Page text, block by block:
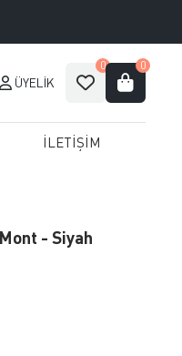
ÜYELIK
0 0
İLETİŞİM
- Siyah